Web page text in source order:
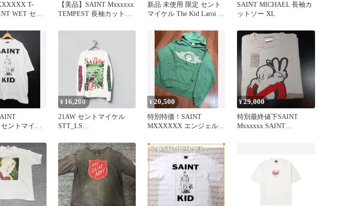
T-
WET セン
【美品】SAINT Mxxxxxx
TEMPEST 長袖カットソ
新品 未使用 限定 セント
マイケル The Kid Laroi T
SAINT MICHAEL 長袖カ
ットソー XL
ントマイケ
Kid LAROI フ
ト 半袖 Tシャ
XL
¥ 16,200
21AW セントマイケル
STT_LS
¥ 20,500
特別特価！SAINT
MXXXXXX エンジェル
¥29,000
特別最終値下SAINT
Mxxxxxx SAINT